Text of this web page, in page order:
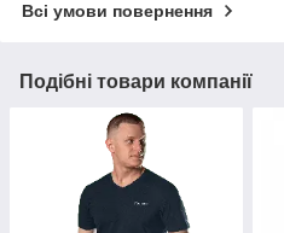
Всі умови повернення
Подібні товари компанії